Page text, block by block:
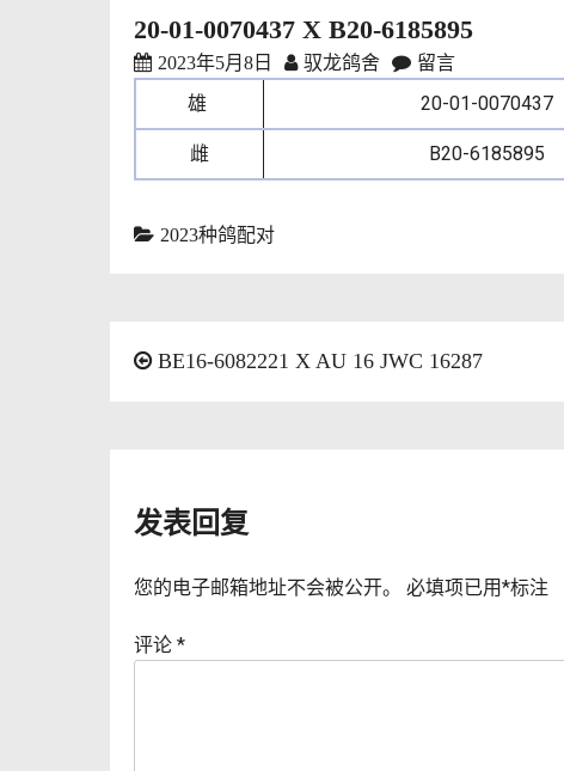
20-01-0070437 X B20-6185895
2023年5月8日 驭龙鸽舍 留言
雄 20-01-0070437
雌 B20-6185895
2023种鸽配对
文
航
BE16-6082221 X AU 16 JWC 16287
发表回复
您的电子邮箱地址不会被公开。 必填项已用*标注
评论 *